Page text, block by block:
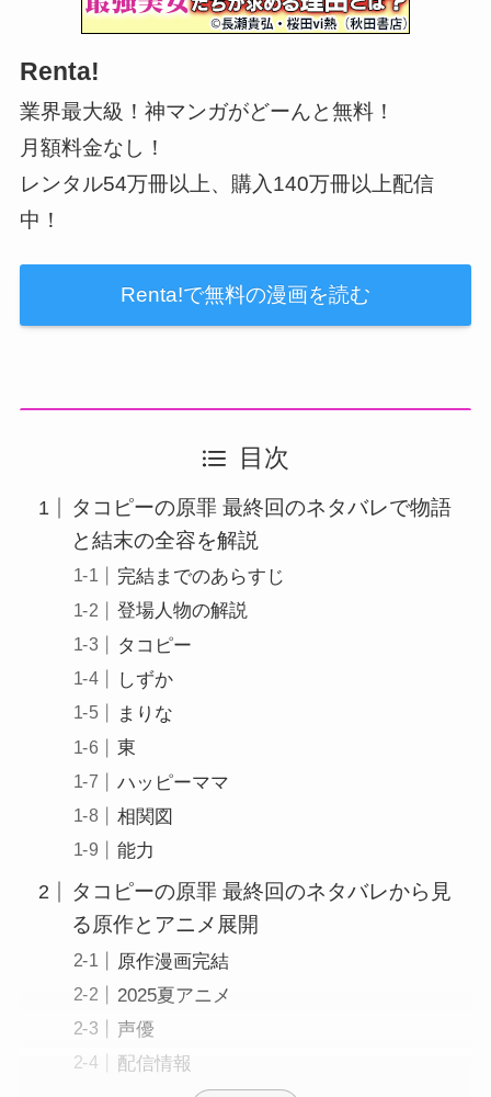
Renta!
業界最大級！神マンガがどーんと無料！
月額料金なし！
レンタル54万冊以上、購入140万冊以上配信
中！
Renta!で無料の漫画を読む
目次
タコピーの原罪 最終回のネタバレで物語
と結末の全容を解説
完結までのあらすじ
登場人物の解説
タコピー
しずか
まりな
東
ハッピーママ
相関図
能力
タコピーの原罪 最終回のネタバレから見
る原作とアニメ展開
原作漫画完結
2025夏アニメ
声優
配信情報